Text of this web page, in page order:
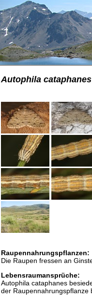
Autophila cataphanes
Raupennahrungspflanzen:
Die Raupen fressen an
Lebensraumansprüche:
Autophila cataphanes
der Raupennahrungspflanze